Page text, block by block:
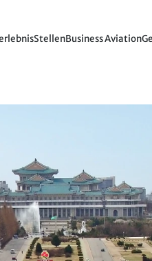
StellenBusiness Aviation